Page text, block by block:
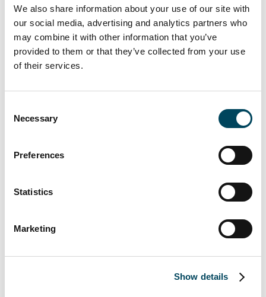
We also share information about your use of our site with
our social media, advertising and analytics partners who
may combine it with other information that you’ve
provided to them or that they’ve collected from your use
of their services.
Selection
Necessary
Preferences
Statistics
Marketing
Show details
Situé à proximité du centre ville de
Châtenay-Malabry et de l’écoquartier La
Vallée, l’actif bénéficie d’un environnement
arboré au sein d’un quartier mixte préservé.
ministères de l’Energie, de l’Environnement
et de la Recherche, l’ANDRA a pour mission
de gérer les déchets radioactifs français.
Utilisateur historique de Châtenay-Malabry,
FRANCO SUISSE.
était conseillée par l’étude HAUSSMANN et